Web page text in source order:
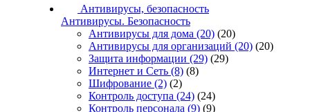
Антивирусы, безопасность
Антивирусы. Безопасность
Антивирусы для дома (20) (20)
Антивирусы для организаций (20) (20)
Защита информации (29) (29)
Интернет и Сеть (8) (8)
Шифрование (2) (2)
Контроль доступа (24) (24)
Контроль персонала (9) (9)